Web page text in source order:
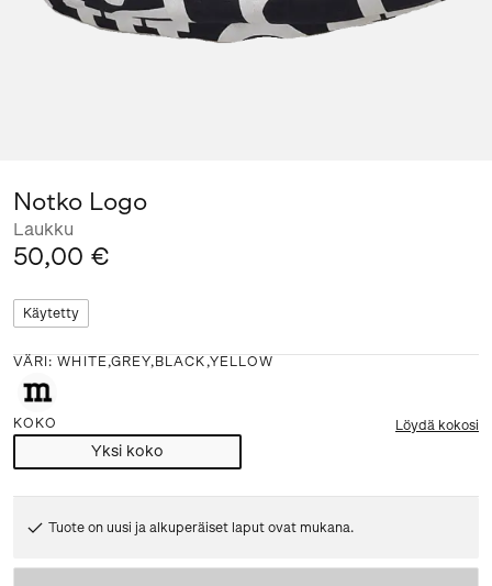
Notko Logo
Laukku
50,00 €
Käytetty
VÄRI :WHITE,GREY,BLACK,YELLOW
KOKO Löydä kokosi
Yksi koko
Tuote on uusi ja alkuperäiset laput ovat mukana.